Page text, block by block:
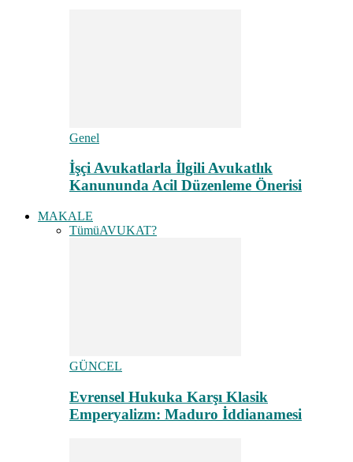
Genel
İşçi Avukatlarla İlgili Avukatlık
Kanununda Acil Düzenleme Önerisi
MAKALE
TümüAVUKAT?
GÜNCEL
Evrensel Hukuka Karşı Klasik
Emperyalizm: Maduro İddianamesi